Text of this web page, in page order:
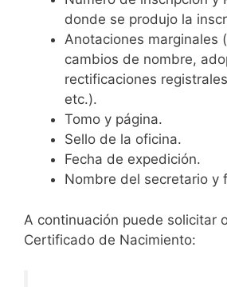
donde se produjo la
Anotaciones marginales
cambios de nombre,
rectificaciones
etc.).
Tomo y página.
Sello de la oficina.
Fecha de expedición.
Nombre del secretario y
A continuación puede solicitar
Certificado de Nacimiento: